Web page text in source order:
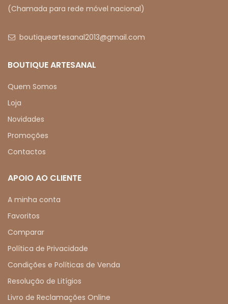
(Chamada para rede móvel nacional)
boutiqueartesanal2013@gmail.com
BOUTIQUE ARTESANAL
Quem Somos
Loja
Novidades
Promoções
Contactos
APOIO AO CLIENTE
A minha conta
Favoritos
Comparar
Política de Privacidade
Condições e Políticas de Venda
Resolução de Litígios
Livro de Reclamações Online